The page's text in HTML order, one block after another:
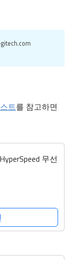
트를 참고하면
무선